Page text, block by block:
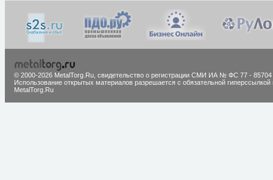
© 2000-2026 MetalTorg.Ru, cвидетельство о регистрации СМИ ИА № ФС 77 - 85704
Использование открытых материалов разрешается с обязательной гиперссылкой
MetalTorg.Ru